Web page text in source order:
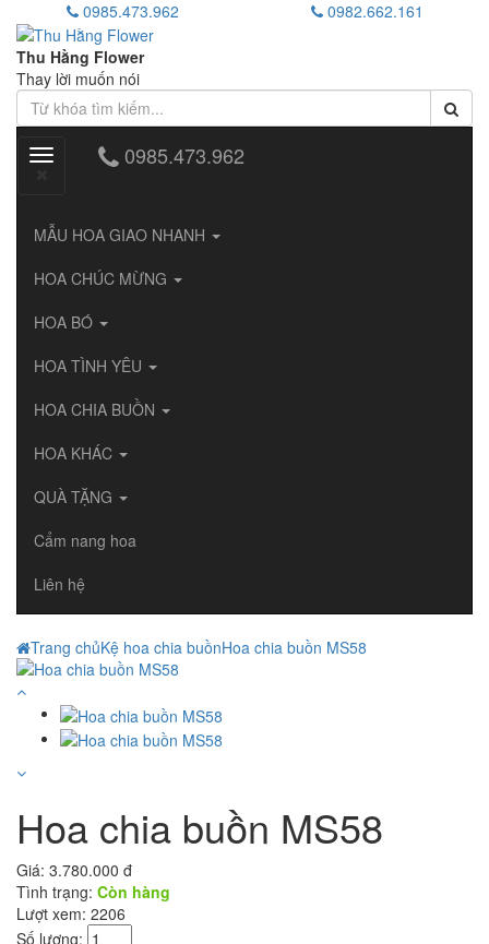
0985.473.962 0982.662.161
Thu Hằng Flower
Thay lời muốn nói
Toggle
0985.473.962
MẪU HOA GIAO NHANH
HOA CHÚC MỪNG
HOA BÓ
HOA TÌNH YÊU
HOA CHIA BUỒN
HOA KHÁC
QUÀ TẶNG
Cẩm nang hoa
Liên hệ
Trang chủKệ hoa chia buồnHoa chia buồn MS58
Hoa chia buồn MS58
Giá: 3.780.000 đ
Tình trạng: Còn hàng
Lượt xem: 2206
Số lượng: